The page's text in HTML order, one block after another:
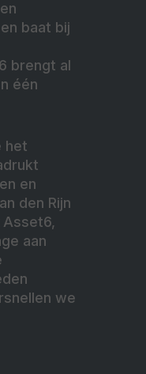
baat bij
brengt al
één
het
en
den Rijn
aan
we